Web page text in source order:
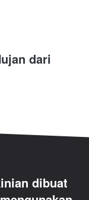
dari
dibuat